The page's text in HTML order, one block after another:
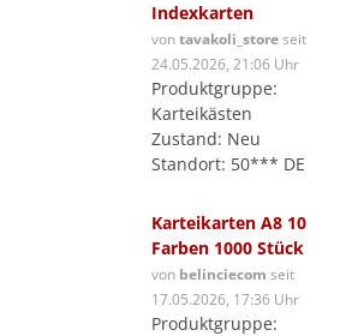
Indexkarten
vontavakoli_storeseit
24.05.2026, 21:06 Uhr
Produktgruppe:
Karteikästen
Zustand: Neu
Standort: 50*** DE
Karteikarten A8 10
Farben 1000 Stück
von belinciecom seit
17.05.2026, 17:36 Uhr
Produktgruppe: